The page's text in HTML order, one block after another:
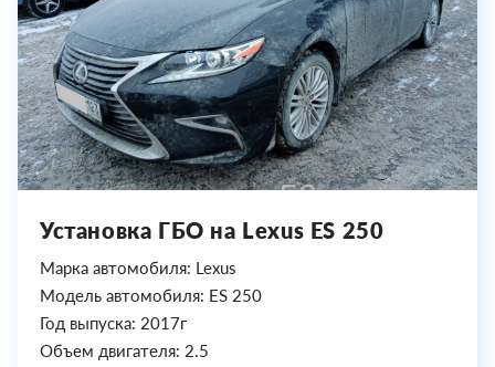
Установка ГБО на Lexus ES 250
Марка автомобиля: Lexus
Модель автомобиля: ES 250
Год выпуска: 2017г
Объем двигателя: 2.5